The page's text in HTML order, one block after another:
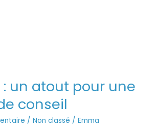
un atout pour une
conseil
/ Non classé / Emma